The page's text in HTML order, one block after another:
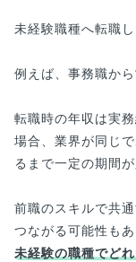
未経験職種へ転職
例えば、事務職か
転職時の年収は実
場合、業界が同じ
るまで一定の期間が
前職のスキルで共
つながる可能性も
未経験の職種でど